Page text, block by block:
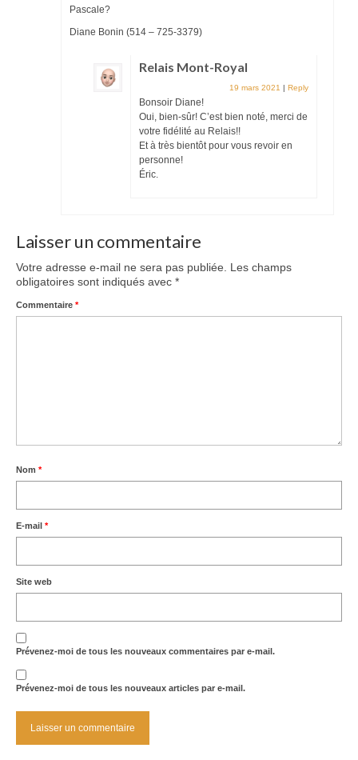
Pascale?
Diane Bonin (514 – 725-3379)
Relais Mont-Royal
19 mars 2021 | Reply
Bonsoir Diane!
Oui, bien-sûr! C’est bien noté, merci de
votre fidélité au Relais!!
Et à très bientôt pour vous revoir en
personne!
Éric.
Laisser un commentaire
Votre adresse e-mail ne sera pas publiée.
Les champs
obligatoires sont indiqués avec *
Commentaire *
Nom *
E-mail *
Site web
Prévenez-moi de tous les nouveaux commentaires par e-mail.
Prévenez-moi de tous les nouveaux articles par e-mail.